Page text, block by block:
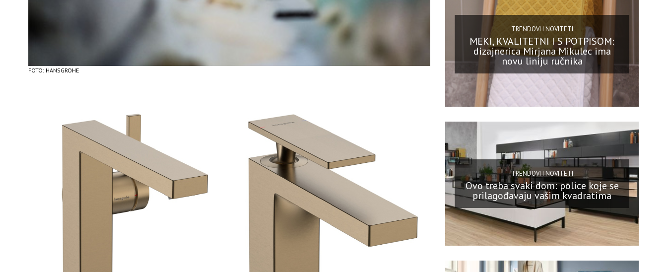
FOTO: HANSGROHE
TRENDOVI I NOVITETI
MEKI, KVALITETNI I S POTPISOM:
dizajnerica Mirjana Mikulec ima
novu liniju ručnika
TRENDOVI I NOVITETI
Ovo treba svaki dom: police koje se
prilagođavaju vašim kvadratima